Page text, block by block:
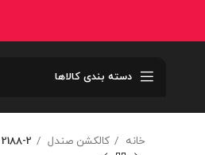
دسته بندی کالاها
خانه کالکشن صندل 2188-2 – کفش صندل تيريشه اي لژدار 2188-2